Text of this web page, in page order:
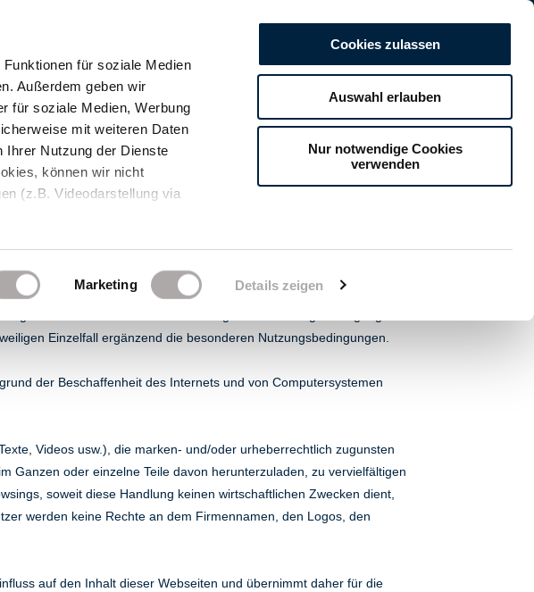
für soziale Medien
Außerdem geben wir
für soziale Medien, Werbung
mit weiteren Daten
Ihrer Nutzung der Dienste
können wir nicht
(z.B. Videodarstellung via
Marketing Details zeigen
Cookies zulassen
Auswahl erlauben
Nur notwendige Cookies
verwenden
Unternehmen Kontakt
(nachfolgend kurz „KATIMEX“ genannt) ist ausschließlich auf
Einzelfall ergänzend die besonderen Nutzungsbedingungen.
der Beschaffenheit des Internets und von Computersystemen
Videos usw.), die marken- und/oder urheberrechtlich zugunsten
Ganzen oder einzelne Teile davon herunterzuladen, zu vervielfältigen
soweit diese Handlung keinen wirtschaftlichen Zwecken dient,
werden keine Rechte an dem Firmennamen, den Logos, den
auf den Inhalt dieser Webseiten und übernimmt daher für die